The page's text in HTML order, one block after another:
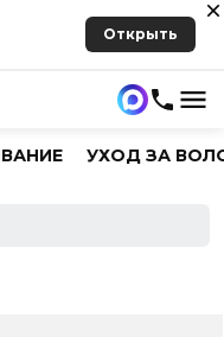
Открыть
УХОД ЗА